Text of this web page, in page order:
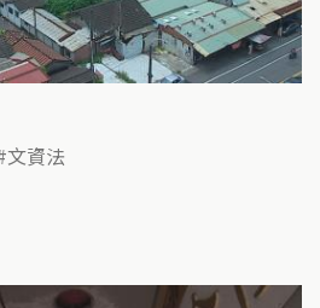
文資法